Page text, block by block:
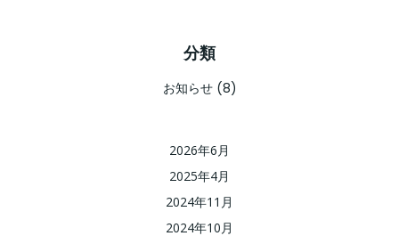
分類
お知らせ(8)
2026年6月
2025年4月
2024年11月
2024年10月